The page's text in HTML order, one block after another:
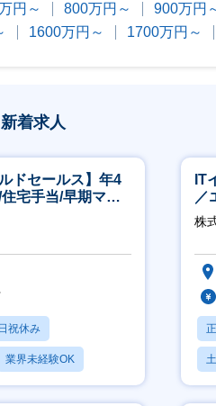
円～ 800万円～
900万円
1600万円～ 1700万円～
新着求人
ドセールス】年4
宅手当/早期マネ
！
祝休み
業界未経験OK
IT
／
ジ
株